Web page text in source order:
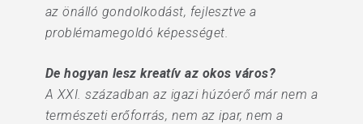
az önálló gondolkodást, fejlesztve a
problémamegoldó képességet.
De hogyan lesz kreatív az okos város?
A XXI. században az igazi húzóerő már nem a
természeti erőforrás, nem az ipar, nem a